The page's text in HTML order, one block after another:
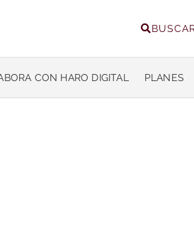
CON HARO DIGITAL PLANES